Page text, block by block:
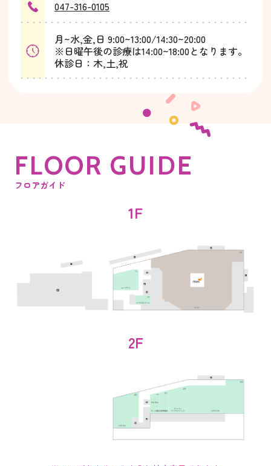
047-316-0105
月~水,金,日 9:00~13:00/14:30~20:00
※日曜午後の診療は14:00~18:00となります。
休診日：木,土,祝
FLOOR GUIDE
フロアガイド
1F
2F